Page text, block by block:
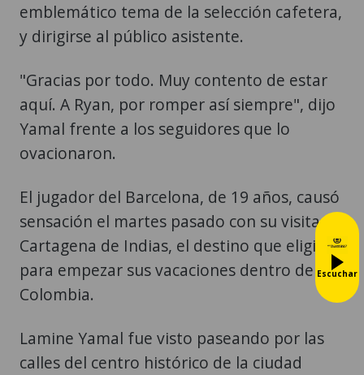
emblemático tema de la selección cafetera,
y dirigirse al público asistente.
"Gracias por todo. Muy contento de estar
aquí. A Ryan, por romper así siempre", dijo
Yamal frente a los seguidores que lo
ovacionaron.
El jugador del Barcelona, de 19 años, causó
sensación el martes pasado con su visita a
Cartagena de Indias, el destino que eligió
para empezar sus vacaciones dentro de
Colombia.
Lamine Yamal fue visto paseando por las
calles del centro histórico de la ciudad
Escuchar